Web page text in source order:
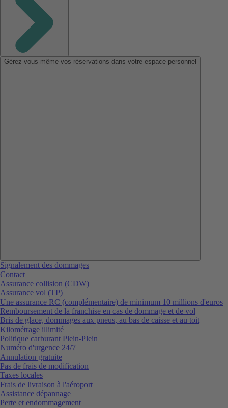
Gérez vous-même vos réservations dans votre espace personnel
Signalement des dommages
Contact
Assurance collision (CDW)
Assurance vol (TP)
Une assurance RC (complémentaire) de minimum 10 millions d'euros
Remboursement de la franchise en cas de dommage et de vol
Bris de glace, dommages aux pneus, au bas de caisse et au toit
Kilométrage illimité
Politique carburant Plein-Plein
Numéro d'urgence 24/7
Annulation gratuite
Pas de frais de modification
Taxes locales
Frais de livraison à l'aéroport
Assistance dépannage
Perte et endommagement